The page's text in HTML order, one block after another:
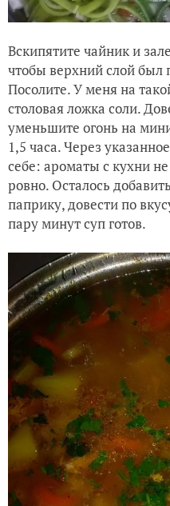
Вскипятите чайник и
чтобы верхний слой был
Посолите. У меня на
столовая ложка соли.
уменьшите огонь на
1,5 часа. Через
себе: ароматы с кухни
ровно. Осталось
паприку, довести по
пару минут суп готов.